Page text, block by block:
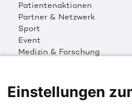
Patientenaktionen
Partner & Netzwerk
Sport
Event
Medizin & Forschung
Multimedia
Social Media
Einstellungen